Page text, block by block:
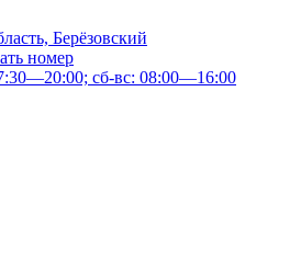
Берёзовский
номер
сб-вс: 08:00—16:00